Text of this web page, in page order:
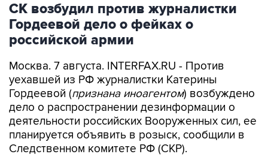
СК возбудил против журналистки
Гордеевой дело о фейках о
российской армии
Москва. 7 августа. INTERFAX.RU - Против
уехавшей из РФ журналистки Катерины
Гордеевой (признана иноагентом) возбуждено
дело о распространении дезинформации о
деятельности российских Вооруженных сил, ее
планируется объявить в розыск, сообщили в
Следственном комитете РФ (СКР).